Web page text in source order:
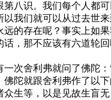
八识。我们每个人都
我们就可以从过去世
存在呢？事实上如
，那不应该有六道
舍利弗就问了佛陀
陀就跟舍利弗作了以下
等，以是见故生盲